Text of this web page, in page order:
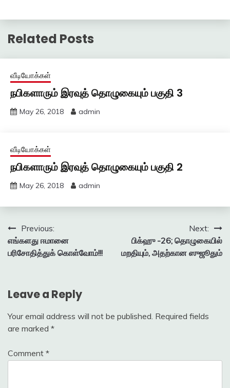
Related Posts
வீடியோக்கள்
நபிகளாரும் இரவுத் தொழுகையும் பகுதி 3
May 26, 2018 admin
வீடியோக்கள்
நபிகளாரும் இரவுத் தொழுகையும் பகுதி 2
May 26, 2018 admin
Post
navigation
Previous:
எங்களது ஈமானை
பரிசோதித்துக் கொள்வோம்!!!
Next:
பிக்ஹு -26; தொழுகையில்
மறதியும், அதற்கான ஸுஜூதும்
Leave a Reply
Your email address will not be published. Required fields
are marked *
Comment *